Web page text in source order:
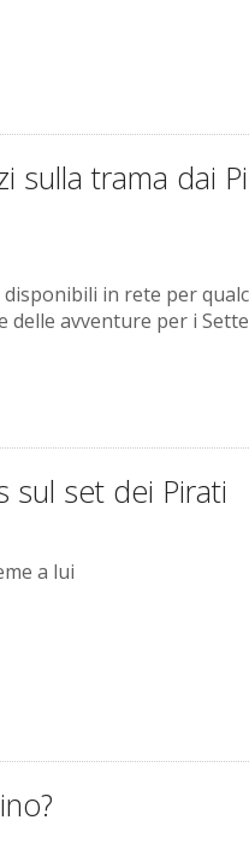
sulla trama dai
disponibili in rete per
delle avventure per i
sul set dei Pirati
a lui